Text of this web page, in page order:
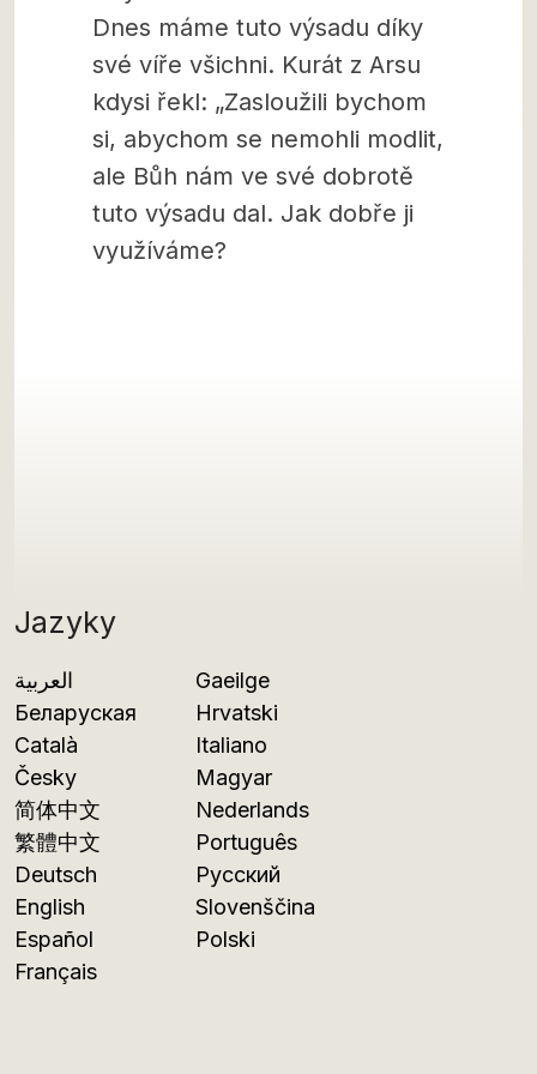
Jazyky
العربية
Беларуская
Català
Česky
简体中文
繁體中文
Deutsch
English
Español
Français
Gaeilge
Hrvatski
Italiano
Magyar
Nederlands
Português
Русский
Slovenščina
Polski
Dnes máme tuto výsadu díky
své víře všichni. Kurát z Arsu
kdysi řekl: „Zasloužili bychom
si, abychom se nemohli modlit,
ale Bůh nám ve své dobrotě
tuto výsadu dal. Jak dobře ji
využíváme?